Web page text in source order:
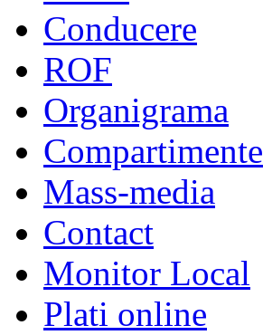
Conducere
ROF
Organigrama
Compartimente
Mass-media
Contact
Monitor Local
Plati online